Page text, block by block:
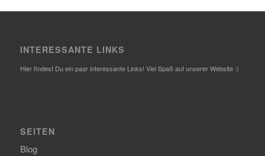
INTERESSANTE LINKS
Hier findest Du ein paar interessante Links! Viel Spaß auf unserer Website :)
SEITEN
Blog